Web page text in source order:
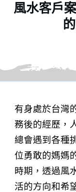
風水客戶
有身處於台灣
務後的經歷，
總會遇到各種
位勇敢的媽媽
時期，透過風
活的方向和希